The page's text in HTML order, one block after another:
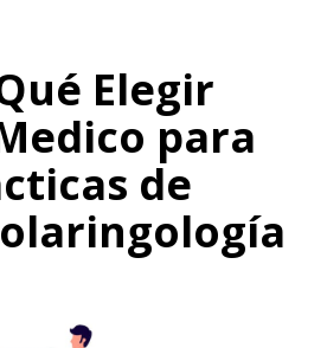
Elegir
para
de